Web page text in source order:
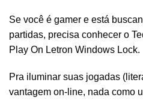
Se você é gamer e está
partidas, precisa conhecer o
Play On Letron Windows Lock.
Pra iluminar suas jogadas
vantagem on-line, nada como